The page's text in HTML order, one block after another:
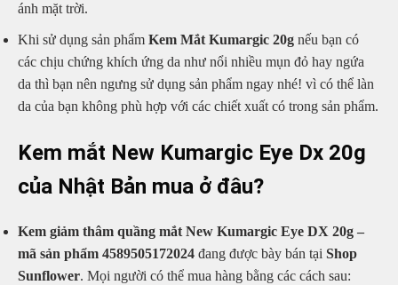
ánh mặt trời.
Khi sử dụng sản phẩm Kem Mắt Kumargic 20g nếu bạn có
các chịu chứng khích ứng da như nổi nhiều mụn đỏ hay ngứa
da thì bạn nên ngưng sử dụng sản phẩm ngay nhé! vì có thể làn
da của bạn không phù hợp với các chiết xuất có trong sản phẩm.
Kem mắt New Kumargic Eye Dx 20g
của Nhật Bản mua ở đâu?
Kem giảm thâm quầng mắt New Kumargic Eye DX 20g –
mã sản phẩm 4589505172024 đang được bày bán tại Shop
Sunflower. Mọi người có thể mua hàng bằng các cách sau: